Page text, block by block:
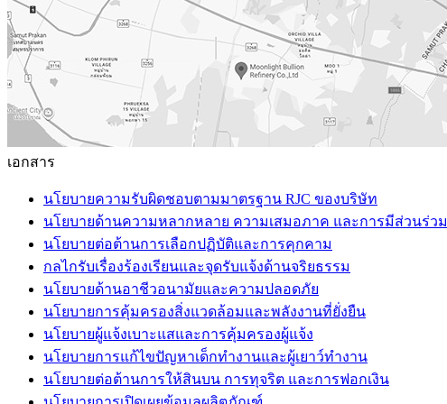
เอกสาร
นโยบายความรับผิดชอบตามมาตรฐาน RJC ของบริษัท
นโยบายด้านความหลากหลาย ความเสมอภาค และการมีส่วนร่วม
นโยบายต่อต้านการเลือกปฏิบัติและการคุกคาม
กลไกรับเรื่องร้องเรียนและจุดรับแจ้งด้านจริยธรรม
นโยบายด้านอาชีวอนามัยและความปลอดภัย
นโยบายการคุ้มครองสิ่งแวดล้อมและพลังงานที่ยั่งยืน
นโยบายผู้แจ้งเบาะแสและการคุ้มครองผู้แจ้ง
นโยบายการแก้ไขปัญหาเด็กทำงานและผู้เยาว์ทำงาน
นโยบายต่อต้านการให้สินบน การทุจริต และการฟอกเงิน